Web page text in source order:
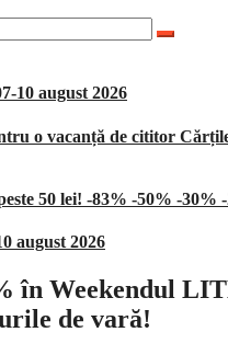
10 august 2026
o vacanță de cititor
50 lei! -83% -50% -30%
august 2026
în Weekendul
de vară!